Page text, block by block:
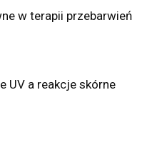
w terapii przebarwień
UV a reakcje skórne